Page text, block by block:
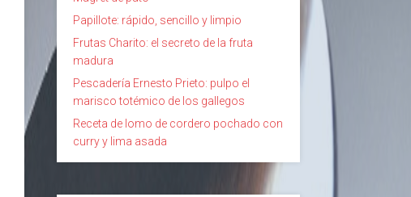
Papillote: rápido, sencillo y limpio
Frutas Charito: el secreto de la fruta
madura
Pescadería Ernesto Prieto: pulpo el
marisco totémico de los gallegos
Receta de lomo de cordero pochado con
curry y lima asada